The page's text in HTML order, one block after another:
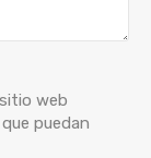
web
puedan